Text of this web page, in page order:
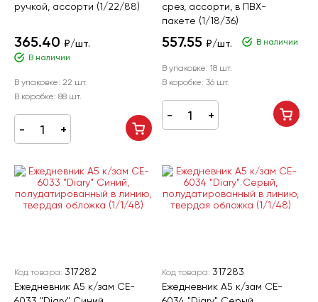
ручкой, ассорти (1/22/88)
365.40 ₽/шт.
В наличии
В упаковке: 22 шт.
В коробке: 88 шт.
срез, ассорти, в ПВХ-
пакете (1/18/36)
557.55 ₽/шт. В наличии
В упаковке: 18 шт.
В коробке: 36 шт.
Код товара: 317282
Ежедневник А5 к/зам CE-
Код товара: 317283
Ежедневник А5 к/зам CE-